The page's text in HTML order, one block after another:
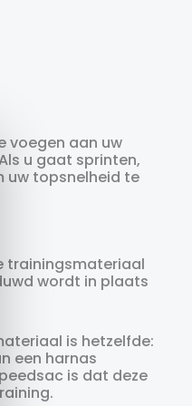
voegen aan uw
u gaat sprinten,
uw topsnelheid te
trainingsmateriaal
wordt in plaats
is hetzelfde:
een harnas
is dat deze